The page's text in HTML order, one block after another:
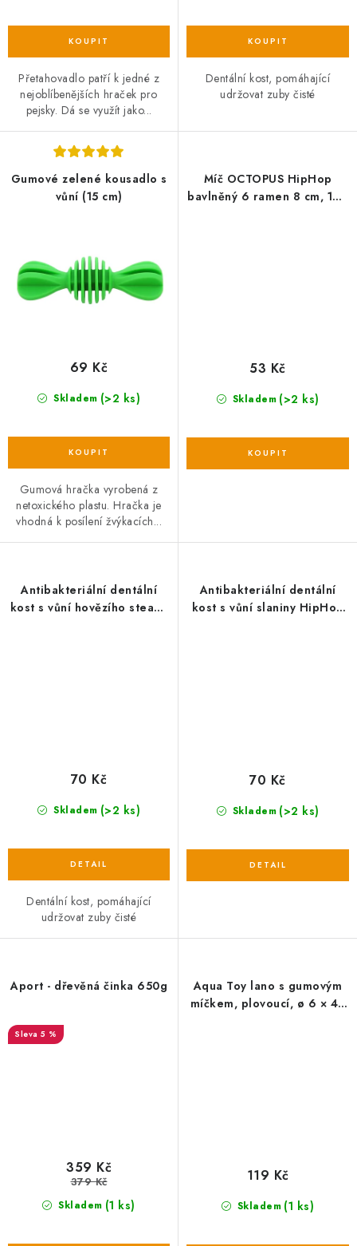
Přetahovadlo patří k jedné z
nejoblíbenějších hraček pro
pejsky. Dá se využít jako...
Dentální kost, pomáhající
udržovat zuby čisté
Gumové zelené kousadlo s
vůní (15 cm)
Skladem (>2 ks)
69 Kč
Gumová hračka vyrobená z
netoxického plastu. Hračka je
vhodná k posílení žvýkacích...
Míč OCTOPUS HipHop
bavlněný 6 ramen 8 cm, 160
Skladem (>2 ks)
53 Kč
Antibakteriální dentální
kost s vůní hovězího steaku
Skladem (>2 ks)
70 Kč
Dentální kost, pomáhající
udržovat zuby čisté
Antibakteriální dentální
kost s vůní slaniny HipHop
Skladem (>2 ks)
70 Kč
Aport - dřevěná činka 650g
5 %
Skladem (1 ks)
359 Kč
379 Kč
Aqua Toy lano s gumovým
míčkem, plovoucí, ø 6 × 40
Skladem (1 ks)
119 Kč